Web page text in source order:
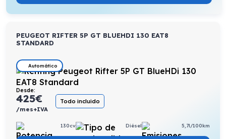
PEUGEOT RIFTER 5P GT BLUEHDI 130 EAT8
STANDARD
Automático
Desde:
425€
/mes+IVA
Todo incluido
130cv Diésel 5,7l/100km